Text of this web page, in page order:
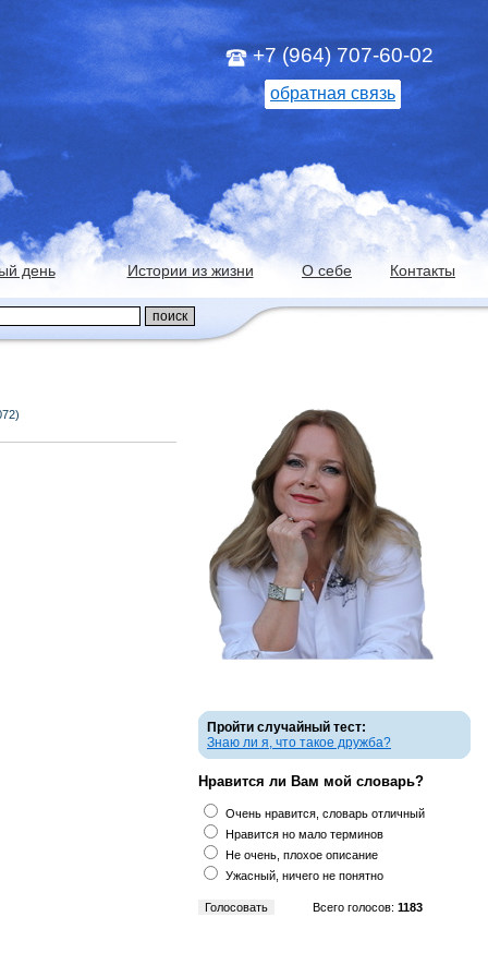
+7 (964) 707-60-02
обратная связь
день Истории из жизни О себе Контакты
Пройти случайный тест:
Знаю ли я, что такое дружба?
Нравится ли Вам мой словарь?
Очень нравится, словарь отличный
Нравится но мало терминов
Не очень, плохое описание
Ужасный, ничего не понятно
Всего голосов: 1183